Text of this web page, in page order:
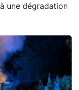
une dégradation